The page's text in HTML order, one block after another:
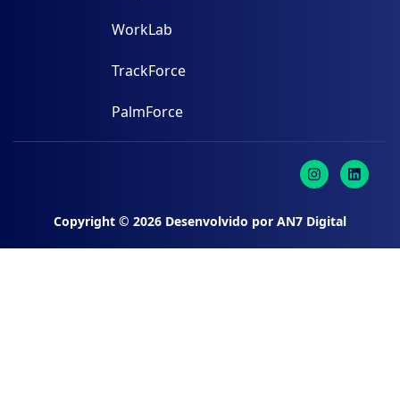
WorkLab
TrackForce
PalmForce
Copyright © 2026 Desenvolvido por AN7 Digital